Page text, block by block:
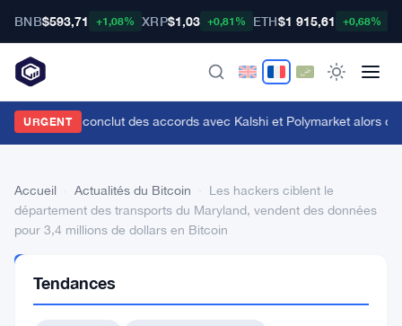
BNB$593,71 +1,08% XRP$1,03 +0,81% ETH$1 915,61 +0,68%
URGENT
Sports conclut des accords avec Kalshi et Polymarket alors
Accueil Actualités du Bitcoin
Les hackers ciblent le
département des transports du Maryland, vendent des données
pour 3,4 millions de dollars en Bitcoin
DU BITCOIN
Tendances